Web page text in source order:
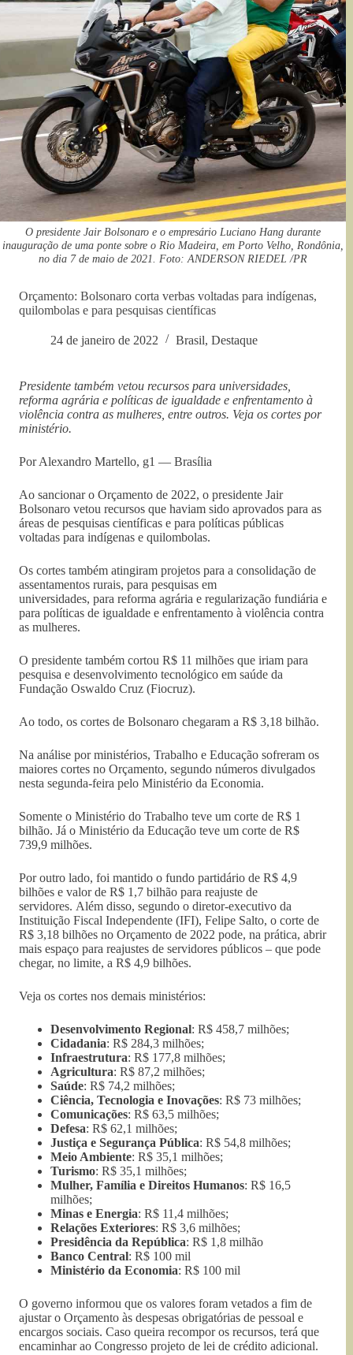
O presidente Jair Bolsonaro e o empresário Luciano Hang durante
inauguração de uma ponte sobre o Rio Madeira, em Porto Velho, Rondônia,
no dia 7 de maio de 2021. Foto: ANDERSON RIEDEL /PR
Orçamento: Bolsonaro corta verbas voltadas para indígenas,
quilombolas e para pesquisas científicas
24 de janeiro de 2022 Brasil, Destaque
Presidente também vetou recursos para universidades,
reforma agrária e políticas de igualdade e enfrentamento à
violência contra as mulheres, entre outros. Veja os cortes por
ministério.
Por Alexandro Martello, g1 — Brasília
Ao sancionar o Orçamento de 2022, o presidente Jair
Bolsonaro vetou recursos que haviam sido aprovados para as
áreas de pesquisas científicas e para políticas públicas
voltadas para indígenas e quilombolas.
Os cortes também atingiram projetos para a consolidação de
assentamentos rurais, para pesquisas em
universidades, para reforma agrária e regularização fundiária e
para políticas de igualdade e enfrentamento à violência contra
as mulheres.
O presidente também cortou R$ 11 milhões que iriam para
pesquisa e desenvolvimento tecnológico em saúde da
Fundação Oswaldo Cruz (Fiocruz).
Ao todo, os cortes de Bolsonaro chegaram a R$ 3,18 bilhão.
Na análise por ministérios, Trabalho e Educação sofreram os
maiores cortes no Orçamento, segundo números divulgados
nesta segunda-feira pelo Ministério da Economia.
Somente o Ministério do Trabalho teve um corte de R$ 1
bilhão. Já o Ministério da Educação teve um corte de R$
739,9 milhões.
Por outro lado, foi mantido o fundo partidário de R$ 4,9
bilhões e valor de R$ 1,7 bilhão para reajuste de
servidores. Além disso, segundo o diretor-executivo da
Instituição Fiscal Independente (IFI), Felipe Salto, o corte de
R$ 3,18 bilhões no Orçamento de 2022 pode, na prática, abrir
mais espaço para reajustes de servidores públicos – que pode
chegar, no limite, a R$ 4,9 bilhões.
Veja os cortes nos demais ministérios:
Desenvolvimento Regional: R$ 458,7 milhões;
Cidadania: R$ 284,3 milhões;
Infraestrutura: R$ 177,8 milhões;
Agricultura: R$ 87,2 milhões;
Saúde: R$ 74,2 milhões;
Ciência, Tecnologia e Inovações: R$ 73 milhões;
Comunicações: R$ 63,5 milhões;
Defesa: R$ 62,1 milhões;
Justiça e Segurança Pública: R$ 54,8 milhões;
Meio Ambiente: R$ 35,1 milhões;
Turismo: R$ 35,1 milhões;
Mulher, Família e Direitos Humanos: R$ 16,5
milhões;
Minas e Energia: R$ 11,4 milhões;
Relações Exteriores: R$ 3,6 milhões;
Presidência da República: R$ 1,8 milhão
Banco Central: R$ 100 mil
Ministério da Economia: R$ 100 mil
O governo informou que os valores foram vetados a fim de
ajustar o Orçamento às despesas obrigatórias de pessoal e
encargos sociais. Caso queira recompor os recursos, terá que
encaminhar ao Congresso projeto de lei de crédito adicional.